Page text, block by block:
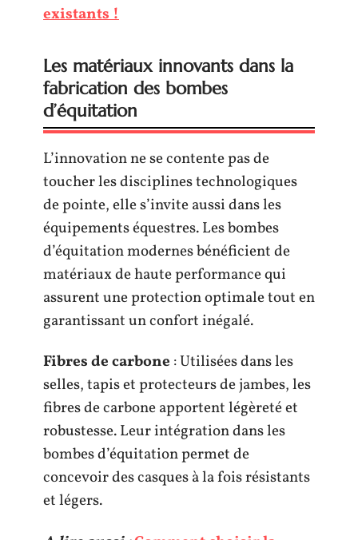
existants !
Les matériaux innovants dans la
fabrication des bombes
d’équitation
L’innovation ne se contente pas de
toucher les disciplines technologiques
de pointe, elle s’invite aussi dans les
équipements équestres. Les bombes
d’équitation modernes bénéficient de
matériaux de haute performance qui
assurent une protection optimale tout en
garantissant un confort inégalé.
Fibres de carbone : Utilisées dans les
selles, tapis et protecteurs de jambes, les
fibres de carbone apportent légèreté et
robustesse. Leur intégration dans les
bombes d’équitation permet de
concevoir des casques à la fois résistants
et légers.